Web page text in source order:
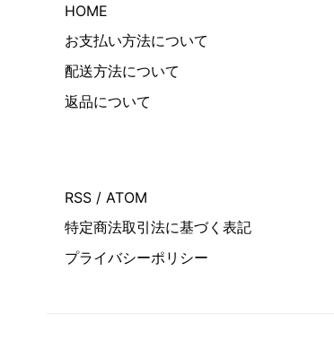
HOME
お支払い方法について
配送方法について
返品について
RSS / ATOM
特定商法取引法に基づく表記
プライバシーポリシー